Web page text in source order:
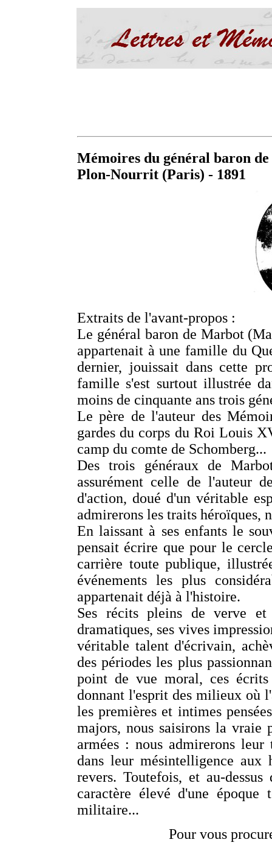
Mémoires du général baron
Plon-Nourrit (Paris) - 1891
Extraits de l'avant-propos :
Le général baron de Marbot
appartenait à une famille du
dernier, jouissait dans cette
famille s'est surtout illustrée
moins de cinquante ans trois
Le père de l'auteur des
gardes du corps du Roi Louis
camp du comte de Schomberg...
Des trois généraux de
assurément celle de l'auteur
d'action, doué d'un véritable
admirerons les traits héroïques,
En laissant à ses enfants le
pensait écrire que pour le
carrière toute publique,
événements les plus
appartenait déjà à l'histoire.
Ses récits pleins de verve
dramatiques, ses vives
véritable talent d'écrivain,
des périodes les plus
point de vue moral, ces écrits
donnant l'esprit des milieux où
les premières et intimes
majors, nous saisirons la vraie
armées : nous admirerons
dans leur mésintelligence aux
revers. Toutefois, et au-
caractère élevé d'une
militaire...
Pour vous